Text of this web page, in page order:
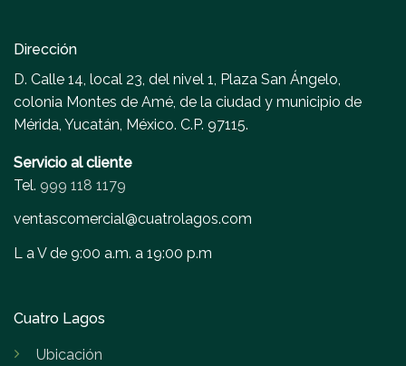
Dirección
D. Calle 14, local 23, del nivel 1, Plaza San Ángelo,
colonia Montes de Amé, de la ciudad y municipio de
Mérida, Yucatán, México. C.P. 97115.
Servicio al cliente
Tel. 999 118 1179
ventascomercial@cuatrolagos.com
L a V de 9:00 a.m. a 19:00 p.m
Cuatro Lagos
Ubicación